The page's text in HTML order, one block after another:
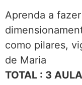
Aprenda a
como pilares,
de Maria
TOTAL : 3